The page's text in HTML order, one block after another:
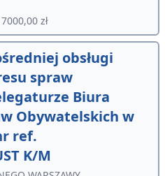
zł
obsługi
spraw
Biura
Obywatelskich w
ref.
K/M